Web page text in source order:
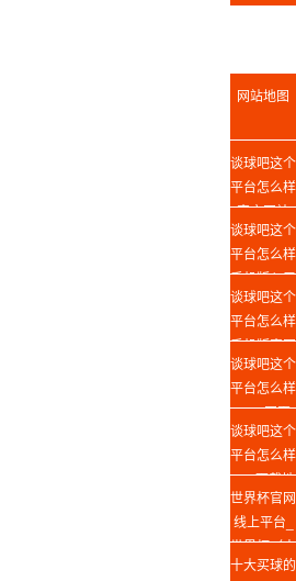
网站地图
谈球吧这个
平台怎么样
官方网站
谈球吧这个
平台怎么样
手机版入口
谈球吧这个
平台怎么样
手机版官网
谈球吧这个
平台怎么样
Web网页
版
谈球吧这个
平台怎么样
app下载地
址
世界杯官网
线上平台_
世界杯（中
国）
十大买球的